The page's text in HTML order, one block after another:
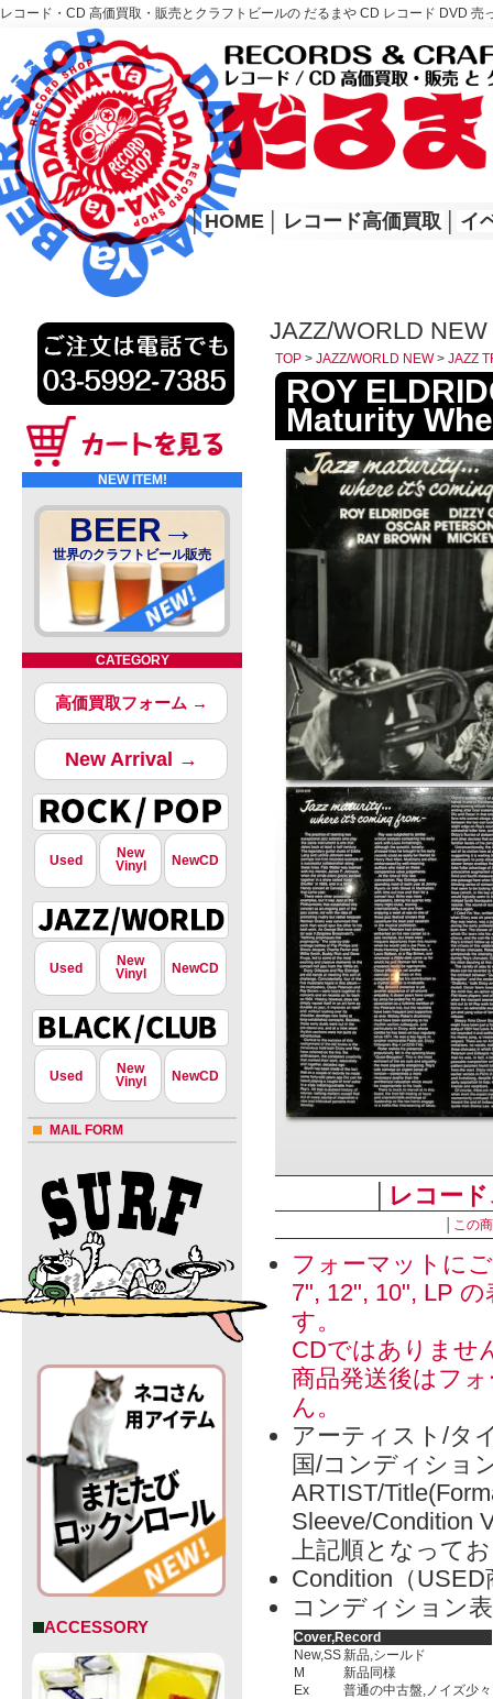
レコード・CD 高価買取・販売とクラフトビールの だるまや CD レコード DVD
レコード高価買取はこちら
HOME
│ HOME レコード高価買取 イ
NEW ITEM!
BEER→
世界のクラフトビール販売
CATEGORY
高価買取フォーム →
New Arrival →
Used
New
Vinyl
NewCD
Used
New
Vinyl
NewCD
Used
New
Vinyl
NewCD
MAIL FORM
ACCESSORY
JAZZ/WORLD
TOP > JAZZ/WORLD NEW> JAZZ
ROY
Maturity
レコー
この
フォーマットに
7", 12", 10", LP
す。
CDではありませ
商品発送後はフ
ん。
アーティスト/タ
国/コンディショ
ARTIST/
Sleeve/Condition
上記順となって
Condition（
コンディション
Cover,Record
New,SS新品,シールド
M
新品同様
Ex
普通の中古盤,ノイズ少々